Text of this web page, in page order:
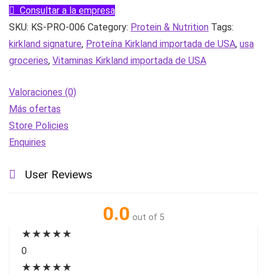
oz,
30
importado
de
USA
cantidad
Consultar a la empresa
SKU: KS-PRO-006 Category: Protein & Nutrition Tags:
kirkland signature, Proteína Kirkland importada de USA, usa
groceries, Vitaminas Kirkland importada de USA
Valoraciones (0)
Más ofertas
Store Policies
Enquiries
User Reviews
0.0 out of 5
★ ★ ★ ★ ★
0
★ ★ ★ ★ ★